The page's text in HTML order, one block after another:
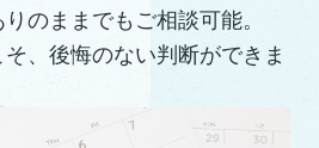
のままでもご相談可能。
、後悔のない判断ができま